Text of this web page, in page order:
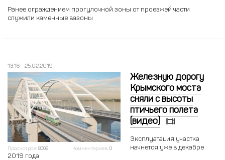
Ранее ограждением прогулочной зоны от проезжей части
служили каменные вазоны
13:16 25.02.2019
Просмотров: 8002 Комментариев: 0
Железную дорогу
Крымского моста
сняли с высоты
птичьего полета
(видео)
Эксплуатация участка
начнется уже в декабре
2019 года